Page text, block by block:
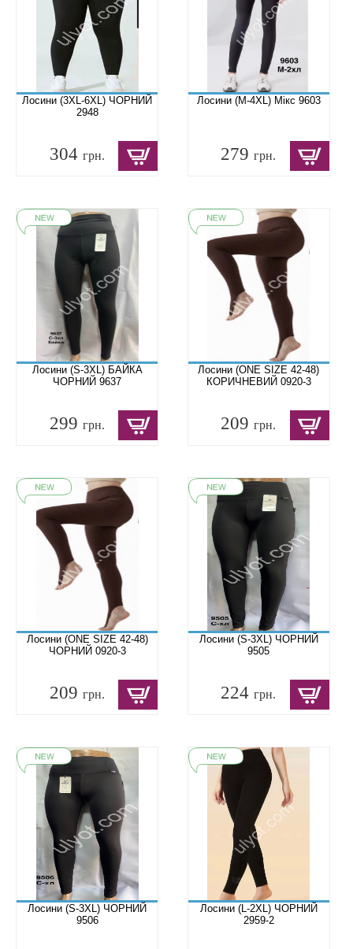
Лосини (3XL-6XL) ЧОРНИЙ
2948
304 грн.
Лосини (M-4XL) Мікс 9603
279грн.
Лосини (S-3XL) БАЙКА
ЧОРНИЙ 9637
299 грн.
Лосини (ONE SIZE 42-48)
КОРИЧНЕВИЙ 0920-3
209грн.
Лосини (ONE SIZE 42-48)
ЧОРНИЙ 0920-3
209 грн.
Лосини (S-3XL) ЧОРНИЙ
9505
224грн.
Лосини (S-3XL) ЧОРНИЙ
9506
Лосини (L-2XL) ЧОРНИЙ
2959-2